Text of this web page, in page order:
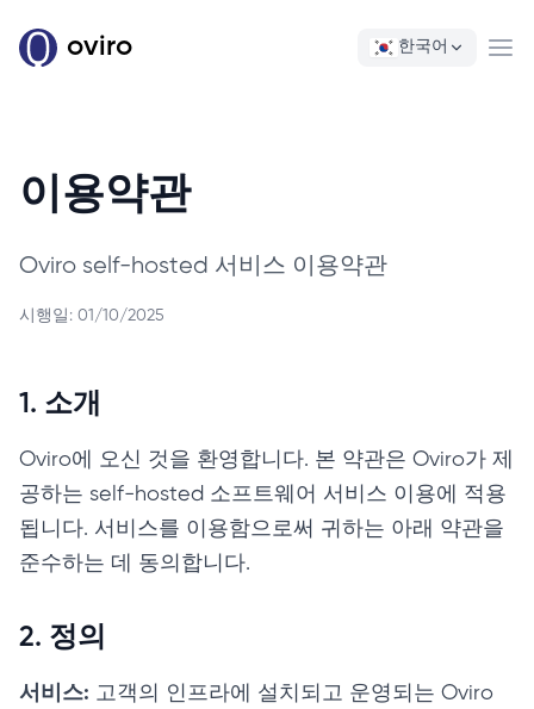
oviro 한국어
이용약관
Oviro self-hosted 서비스 이용약관
시행일: 01/10/2025
1. 소개
Oviro에 오신 것을 환영합니다. 본 약관은 Oviro가 제
공하는 self-hosted 소프트웨어 서비스 이용에 적용
됩니다. 서비스를 이용함으로써 귀하는 아래 약관을
준수하는 데 동의합니다.
2. 정의
서비스: 고객의 인프라에 설치되고 운영되는 Oviro